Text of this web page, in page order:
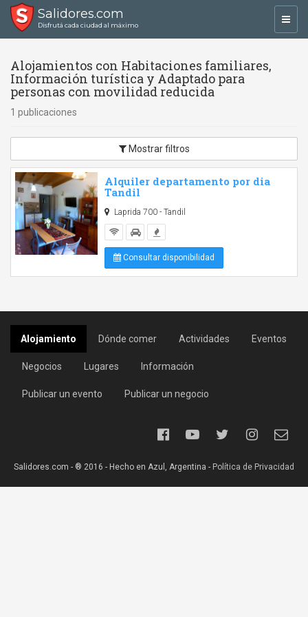
Salidores.com
Disfrutá cada ciudad al máximo
Alojamientos con Habitaciones familiares,
Información turística y Adaptado para
personas con movilidad reducida
1 publicaciones
Mostrar filtros
Alquiler departamento por dia
Tandil
Laprida 700 - Tandil
Consultar disponibilidad
Alojamiento Dónde comer Actividades Eventos
Negocios Lugares Información
Publicar un evento Publicar un negocio
Salidores.com - ® 2016 - Hecho en Azul, Argentina - Política de Privacidad